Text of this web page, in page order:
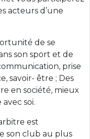
acteurs d’une
de se
son sport et de
prise
savoir- être ; Des
en société, mieux
soi.
est
son club au plus